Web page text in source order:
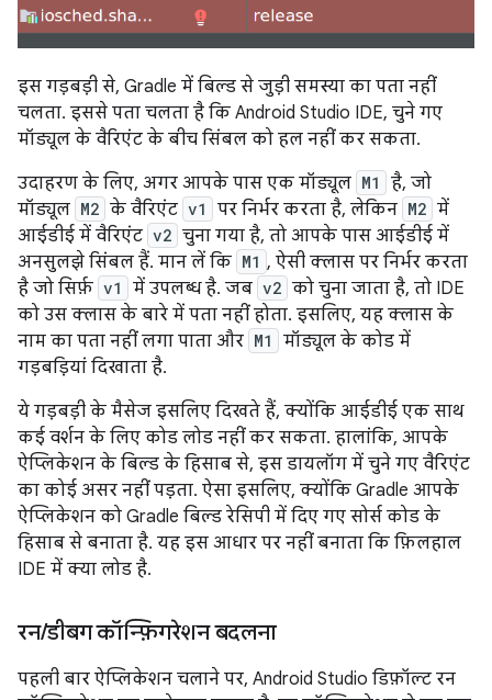
इस गड़बड़ी से, Gradle में बिल्ड से जुड़ी समस्या का पता नहीं
चलता. इससे पता चलता है कि Android Studio IDE, चुने गए
मॉड्यूल के वैरिएंट के बीच सिंबल को हल नहीं कर सकता.
उदाहरण के लिए, अगर आपके पास एक मॉड्यूल M1
है, जो
मॉड्यूल M2 के वैरिएंट v1 पर निर्भर करता है, लेकिन M2 में
आईडीई में वैरिएंट v2 चुना गया है, तो आपके पास आईडीई में
अनसुलझे सिंबल हैं. मान लें कि M1 , ऐसी क्लास पर निर्भर करता
है जो सिर्फ़ v1 में उपलब्ध है. जब v2 को चुना जाता है, तो IDE
को उस क्लास के बारे में पता नहीं होता. इसलिए, यह क्लास के
नाम का पता नहीं लगा पाता और M1
मॉड्यूल के कोड में
गड़बड़ियां दिखाता है.
ये गड़बड़ी के मैसेज इसलिए दिखते हैं, क्योंकि आईडीई एक साथ
कई वर्शन के लिए कोड लोड नहीं कर सकता. हालांकि, आपके
ऐप्लिकेशन के बिल्ड के हिसाब से, इस डायलॉग में चुने गए वैरिएंट
का कोई असर नहीं पड़ता. ऐसा इसलिए, क्योंकि Gradle आपके
ऐप्लिकेशन को Gradle बिल्ड रेसिपी में दिए गए सोर्स कोड के
हिसाब से बनाता है. यह इस आधार पर नहीं बनाता कि फ़िलहाल
IDE में क्या लोड है.
रन/डीबग कॉन्फ़िगरेशन बदलना
पहली बार ऐप्लिकेशन चलाने पर, Android Studio डिफ़ॉल्ट रन